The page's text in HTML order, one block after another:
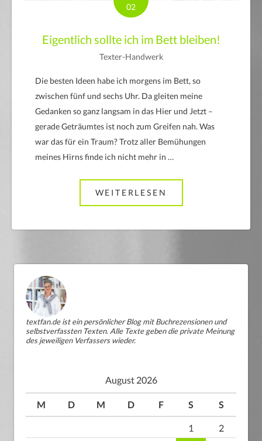
02
Eigentlich sollte ich im Bett bleiben!
Texter-Handwerk
Die besten Ideen habe ich morgens im Bett, so
zwischen fünf und sechs Uhr. Da gleiten meine
Gedanken so ganz langsam in das Hier und Jetzt –
gerade Geträumtes ist noch zum Greifen nah. Was
war das für ein Traum? Trotz aller Bemühungen
meines Hirns finde ich nicht mehr in …
WEITERLESEN
textfan.de ist ein persönlicher Blog mit Buchrezensionen und
selbstverfassten Texten. Alle Texte geben die private Meinung
des jeweiligen Verfassers wieder.
August 2026
M D M D F S S
1
2